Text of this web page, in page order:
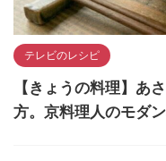
テレビのレシピ
【きょうの料理】あ
方。京料理人のモダ